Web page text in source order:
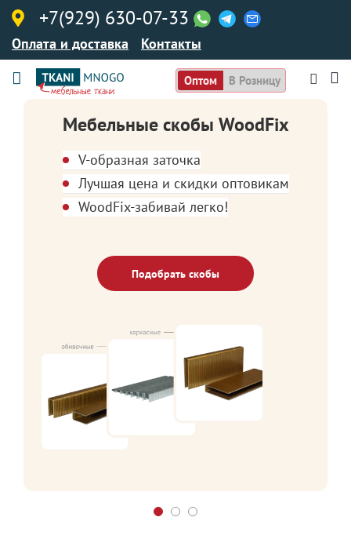
+7(929) 630-07-33
Оплата и доставка Контакты
Оптом В Розницу
Мебельные скобы WoodFix
V-образная заточка
Лучшая цена и скидки оптовикам
WoodFix-забивай легко!
Подобрать скобы